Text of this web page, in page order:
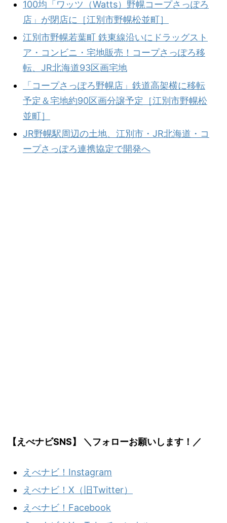
100均「ワッツ（Watts）野幌コープさっぽろ
店」が閉店に［江別市野幌松並町］
江別市野幌若葉町 鉄東線沿いにドラッグスト
ア・コンビニ・宅地販売！コープさっぽろ移
転、JR北海道93区画宅地
「コープさっぽろ野幌店」鉄道高架横に移転
予定＆宅地約90区画分譲予定［江別市野幌松
並町］
JR野幌駅周辺の土地、江別市・JR北海道・コ
ープさっぽろ連携協定で開発へ
【えべナビSNS】 ＼フォローお願いします！／
えべナビ！Instagram
えべナビ！X（旧Twitter）
えべナビ！Facebook